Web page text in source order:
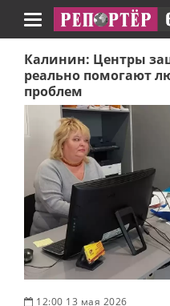
Навигация
Калинин: Центры
реально помогают
проблем
12:00 13 мая 2026